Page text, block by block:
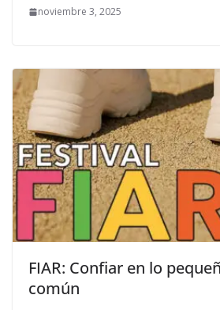
noviembre 3, 2025
FIAR: Confiar en lo
común